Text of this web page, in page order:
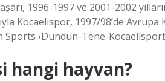
1996-1997 ve 2001-2002
Kocaelispor, 1997/98’de
›Dundun-Tene-
hangi hayvan?